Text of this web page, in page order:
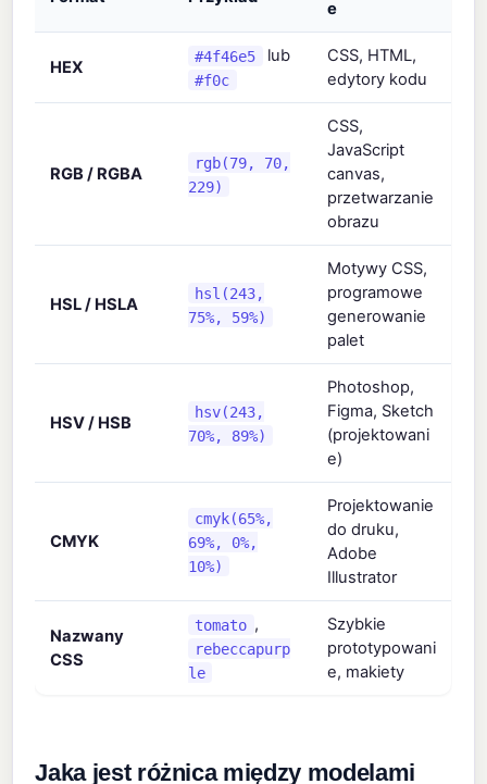
e
HEX
#4f46e5 lub
#f0c
CSS, HTML,
edytory kodu
RGB / RGBA
rgb(79, 70,
229)
CSS,
JavaScript
canvas,
przetwarzanie
obrazu
HSL / HSLA
hsl(243,
75%, 59%)
Motywy CSS,
programowe
generowanie
palet
HSV / HSB
hsv(243,
70%, 89%)
Photoshop,
Figma, Sketch
(projektowani
e)
CMYK
cmyk(65%,
69%, 0%,
10%)
Projektowanie
do druku,
Adobe
Illustrator
Nazwany
CSS
tomato ,
rebeccapurp
le
Szybkie
prototypowani
e, makiety
Jaka jest różnica między modelami